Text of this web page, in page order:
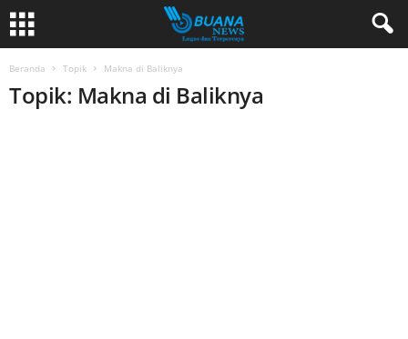
Beranda Topik Makna di Baliknya
Topik: Makna di Baliknya